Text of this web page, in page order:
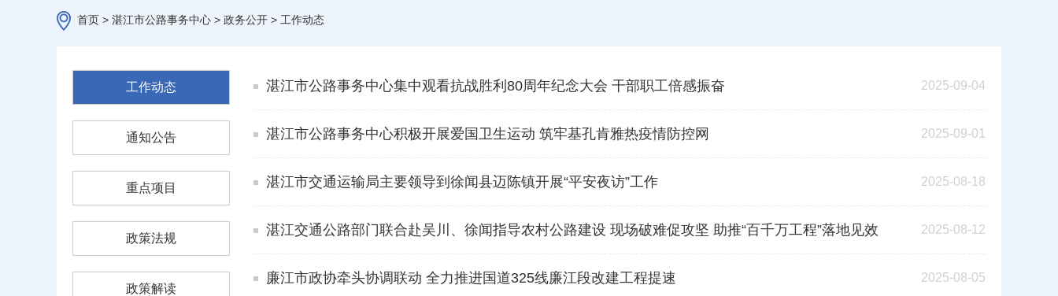
首页 > 湛江市公路事务中心 > 政务公开 > 工作动态
工作动态
通知公告
重点项目
政策法规
政策解读
湛江市公路事务中心集中观看抗战胜利80周年纪念大会 干部职工倍感振奋 2025-09-04
湛江市公路事务中心积极开展爱国卫生运动 筑牢基孔肯雅热疫情防控网 2025-09-01
湛江市交通运输局主要领导到徐闻县迈陈镇开展“平安夜访”工作 2025-08-18
湛江交通公路部门联合赴吴川、徐闻指导农村公路建设 现场破难促攻坚 助推“百千万工程”落地见效 2025-08-12
廉江市政协牵头协调联动 全力推进国道325线廉江段改建工程提速 2025-08-05